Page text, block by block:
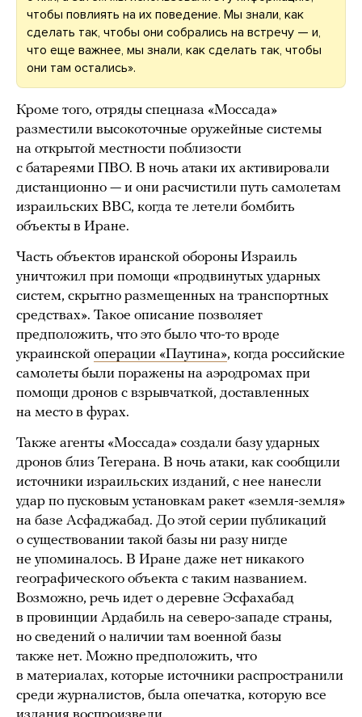
чтобы повлиять на их поведение. Мы знали, как
сделать так, чтобы они собрались на встречу — и,
что еще важнее, мы знали, как сделать так, чтобы
они там остались».
Кроме того, отряды спецназа «Моссада»
разместили высокоточные оружейные системы
на открытой местности поблизости
с батареями ПВО. В ночь атаки их активировали
дистанционно — и они расчистили путь самолетам
израильских ВВС, когда те летели бомбить
объекты в Иране.
Часть объектов иранской обороны Израиль
уничтожил при помощи «продвинутых ударных
систем, скрытно размещенных на транспортных
средствах». Такое описание позволяет
предположить, что это было что-то вроде
украинской операции «Паутина», когда российские
самолеты были поражены на аэродромах при
помощи дронов с взрывчаткой, доставленных
на место в фурах.
Также агенты «Моссада» создали базу ударных
дронов близ Тегерана. В ночь атаки, как сообщили
источники израильских изданий, с нее нанесли
удар по пусковым установкам ракет «земля-земля»
на базе Асфаджабад. До этой серии публикаций
о существовании такой базы ни разу нигде
не упоминалось. В Иране даже нет никакого
географического объекта с таким названием.
Возможно, речь идет о деревне Эсфахабад
в провинции Ардабиль на северо-западе страны,
но сведений о наличии там военной базы
также нет. Можно предположить, что
в материалах, которые источники распространили
среди журналистов, была опечатка, которую все